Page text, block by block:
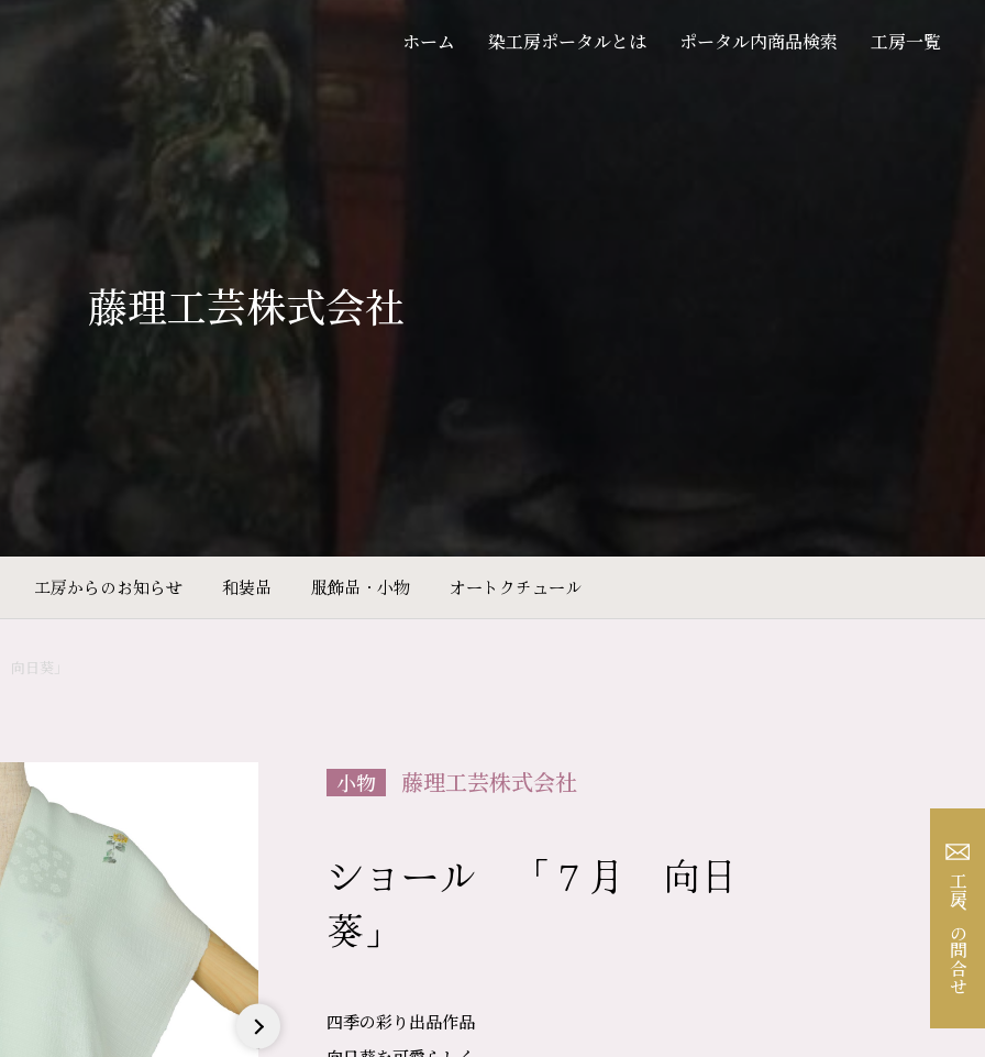
ホーム 染工房ポータルとは ポータル内商品検索 工房一覧
藤理工芸株式会社
工房からのお知らせ 和装品 服飾品・小物 オートクチュール
工房への問合せ
日葵」
小物 藤理工芸株式会社
ショール 「７月 向日
葵」
四季の彩り出品作品